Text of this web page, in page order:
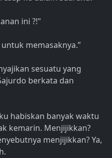
ini ?!"
memasaknya.”
sesuatu yang
berkata dan
habiskan banyak waktu
kemarin. Menjijikkan?
menjijikkan? Ya,